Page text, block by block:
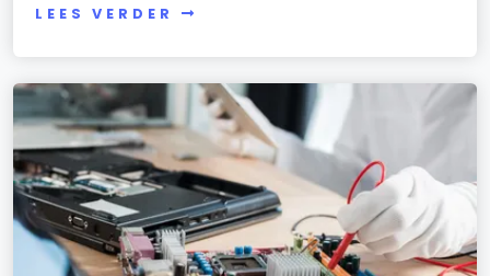
LEES VERDER